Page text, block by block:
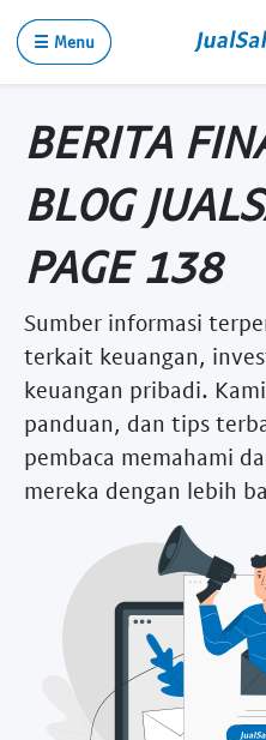
☰ Menu
BERITA
BLOG
PAGE 138
Sumber informasi
terkait keuangan,
keuangan pribadi.
panduan, dan tips
pembaca memahami
mereka dengan lebih